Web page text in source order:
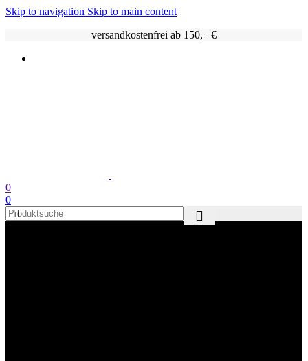
Skip to navigation Skip to main content
versandkostenfrei ab 150,– €
0
0